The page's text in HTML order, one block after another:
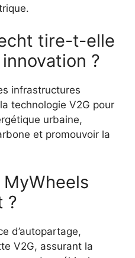
tire-t-elle
?
infrastructures
technologie V2G pour
urbaine,
et promouvoir la
?
d’autopartage,
V2G, assurant la